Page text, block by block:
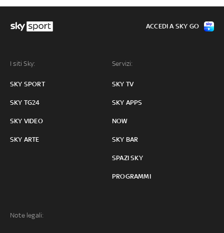
I siti Sky:
SKY SPORT
SKY TG24
SKY VIDEO
SKY ARTE
Servizi:
SKY TV
SKY APPS
NOW
SKY BAR
SPAZI SKY
PROGRAMMI
Note legali:
ACCEDI A SKY GO